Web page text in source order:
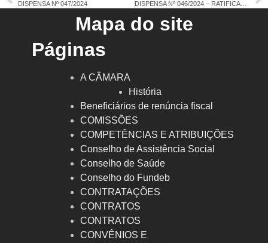
DISPENSA Nº 047/2024 DISPENSA Nº 046/2024 – RATIFICAÇÃO
Mapa do site
Páginas
A CÂMARA
História
Beneficiários de renúncia fiscal
COMISSÕES
COMPETÊNCIAS E ATRIBUIÇÕES
Conselho de Assistência Social
Conselho de Saúde
Conselho do Fundeb
CONTRATAÇÕES
CONTRATOS
CONTRATOS
CONVÊNIOS E